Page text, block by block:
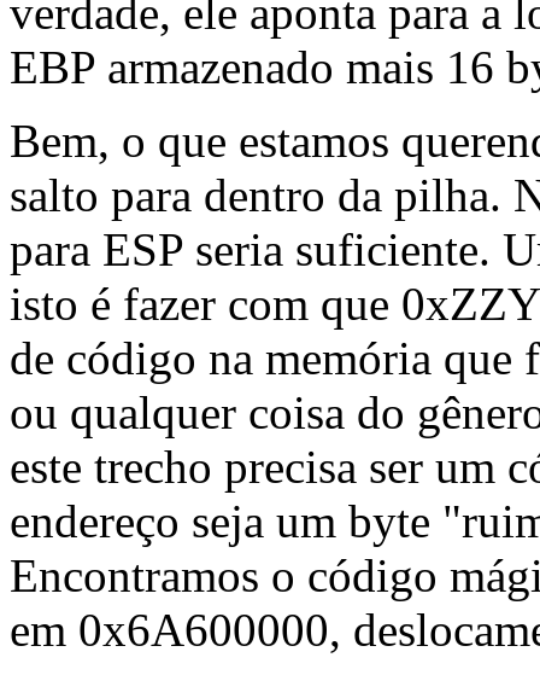
verdade, ele aponta para a
EBP armazenado mais 16
Bem, o que estamos
salto para dentro da pilha.
para ESP seria suficiente.
isto é fazer com que
de código na memória
ou qualquer coisa do
este trecho precisa ser um
endereço seja um byte
Encontramos o código
em 0x6A600000,